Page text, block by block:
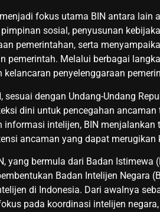
fokus utama BIN antara
sosial, penyusunan
pemerintahan, serta
pemerintah. Melalui berbagai
kelancaran penyelenggaraan
sesuai dengan Undang-Undang
dini untuk pencegahan
informasi intelijen, BIN
ancaman yang dapat merugikan
yang bermula dari Badan
Badan Intelijen Negara
di Indonesia. Dari awalnya
pada koordinasi intelijen